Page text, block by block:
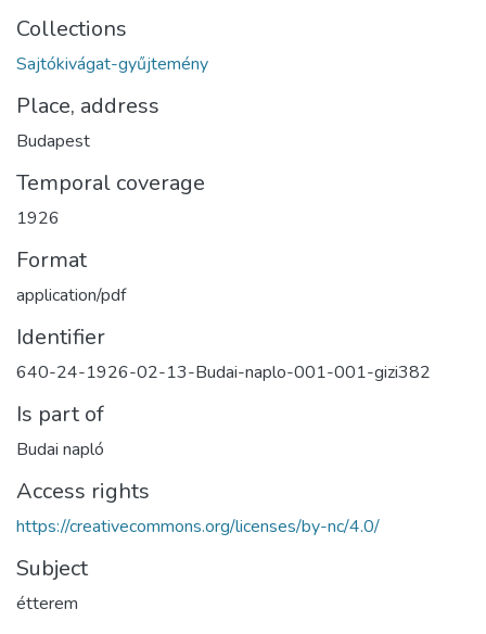
Collections
Sajtókivágat-gyűjtemény
Place, address
Budapest
Temporal coverage
1926
Format
application/pdf
Identifier
640-24-1926-02-13-Budai-naplo-001-001-gizi382
Is part of
Budai napló
Access rights
https://creativecommons.org/licenses/by-nc/4.0/
Subject
étterem